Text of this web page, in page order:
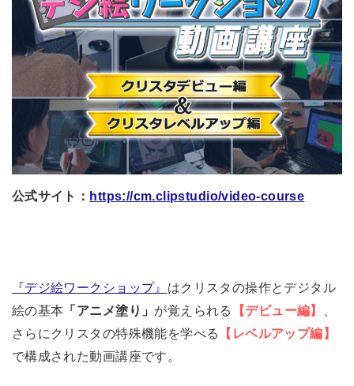
公式サイト： https://cm.clipstudio/video-course
『デジ絵ワークショップ』 はクリスタの操作とデジタル
絵の基本 「アニメ塗り」 が覚えられる 【デビュー編】
さらにクリスタの特殊機能を学べる
【レベルアップ編】
で構成された動画講座です。